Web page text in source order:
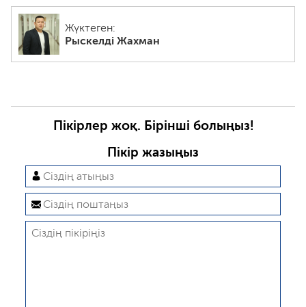
Жүктеген:
Рыскелді Жахман
Пікірлер жоқ. Бірінші болыңыз!
Пікір жазыңыз